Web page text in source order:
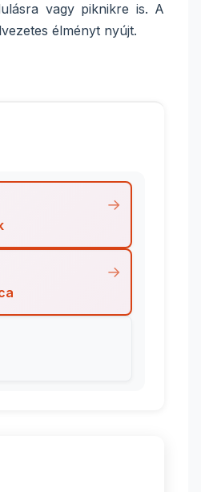
vagy piknikre is. A
élményt nyújt.